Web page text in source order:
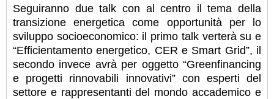
Seguiranno due talk con al centro il tema della
transizione energetica come opportunità per lo
sviluppo socioeconomico: il primo talk verterà su e
“Efficientamento energetico, CER e Smart Grid”, il
secondo invece avrà per oggetto “Greenfinancing
e progetti rinnovabili innovativi” con esperti del
settore e rappresentanti del mondo accademico e